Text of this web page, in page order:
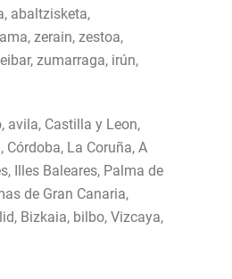
abaltzisketa,
zerain, zestoa,
zumarraga, irún,
avila, Castilla y Leon,
La Coruña, A
Illes Baleares, Palma de
de Gran Canaria,
Bizkaia, bilbo, Vizcaya,